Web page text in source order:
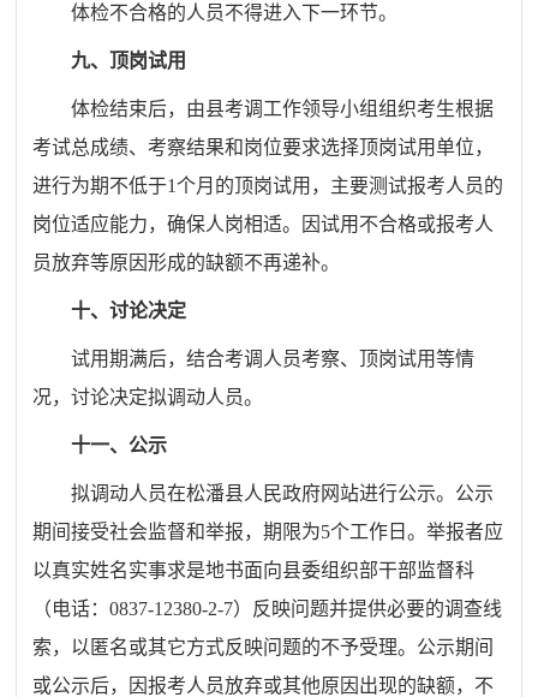
体检不合格的人员不得进入下一环节。
九、顶岗试用
体检结束后，由县考调工作领导小组组织考生根据
考试总成绩、考察结果和岗位要求选择顶岗试用单位，
进行为期不低于1个月的顶岗试用，主要测试报考人员的
岗位适应能力，确保人岗相适。因试用不合格或报考人
员放弃等原因形成的缺额不再递补。
十、讨论决定
试用期满后，结合考调人员考察、顶岗试用等情
况，讨论决定拟调动人员。
十一、公示
拟调动人员在松潘县人民政府网站进行公示。公示
期间接受社会监督和举报，期限为5个工作日。举报者应
以真实姓名实事求是地书面向县委组织部干部监督科
（电话：0837-12380-2-7）反映问题并提供必要的调查线
索，以匿名或其它方式反映问题的不予受理。公示期间
或公示后，因报考人员放弃或其他原因出现的缺额，不